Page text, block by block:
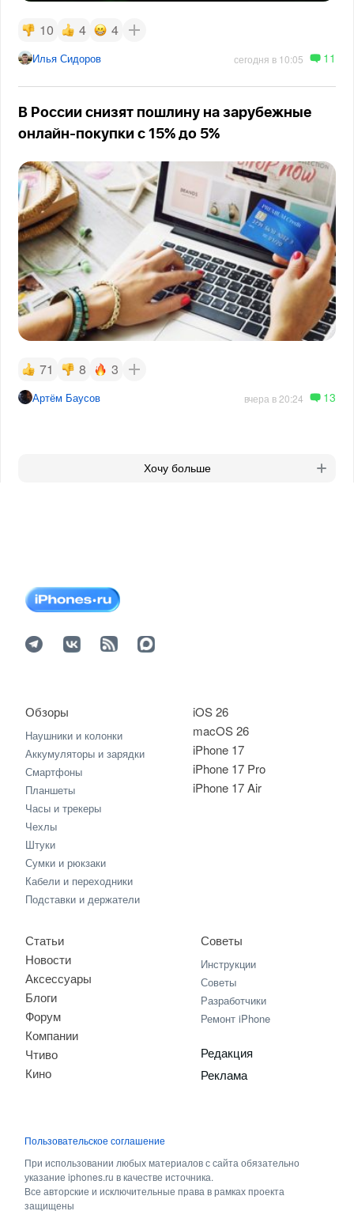
10 4 4
Илья Сидоров сегодня в 10:05 11
В России снизят пошлину на зарубежные
онлайн-покупки с 15% до 5%
71 8 3
Артём Баусов вчера в 20:24 13
Хочу больше
iOS 26
macOS 26
iPhone 17
iPhone 17 Pro
iPhone 17 Air
Обзоры
Наушники и колонки
Аккумуляторы и зарядки
Смартфоны
Планшеты
Часы и трекеры
Чехлы
Штуки
Сумки и рюкзаки
Кабели и переходники
Подставки и держатели
Статьи
Новости
Аксессуары
Блоги
Форум
Компании
Чтиво
Кино
Советы
Инструкции
Советы
Разработчики
Ремонт iPhone
Редакция
Реклама
Пользовательское соглашение
При использовании любых материалов с сайта обязательно
указание iphones.ru в качестве источника.
Все авторские и исключительные права в рамках проекта
защищены